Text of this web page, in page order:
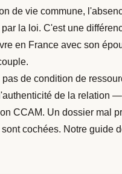
de vie commune,
la loi. C'est une
en France avec son
de condition de
de la relation
CCAM. Un dossier mal
cochées. Notre guide